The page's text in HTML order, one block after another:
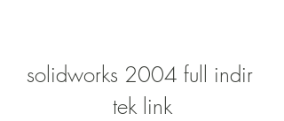
solidworks 2004 full indir
tek link